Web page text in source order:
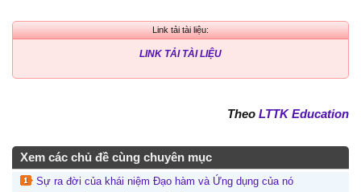
Link tải tài liệu:
LINK TẢI TÀI LIỆU
Theo LTTK Education
Xem các chủ đề cùng chuyên mục
Sự ra đời của khái niệm Đạo hàm và Ứng dụng của nó